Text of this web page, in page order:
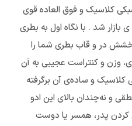
کلاسیک و فوق العاده قوی
شد . با نگاه اول به بطری
در و قاب بطری شما را
وزن و کنتراست عجیبی به آن
و ساده‌ی آن برگرفته
و نه‌چندان بالای این ادو
کردن پدر، همسر یا دوست